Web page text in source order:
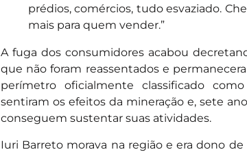
prédios, comércios, tudo esvaziado.
mais para quem vender.”
A fuga dos consumidores acabou
que não foram reassentados e
perímetro oficialmente classificado
sentiram os efeitos da mineração e, sete
conseguem sustentar suas atividades.
Iuri Barreto morava na região e era dono